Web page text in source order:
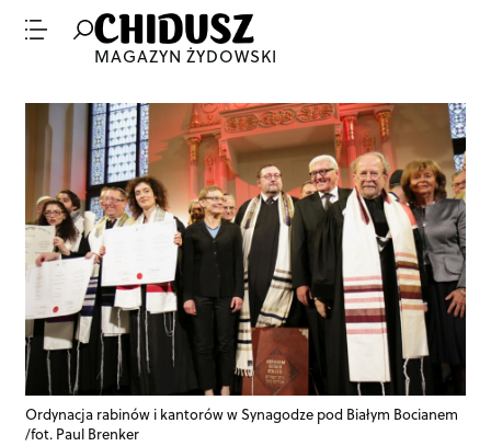
MAGAZYN ŻYDOWSKI
Ordynacja rabinów i kantorów w Synagodze pod Białym Bocianem
/fot. Paul Brenker